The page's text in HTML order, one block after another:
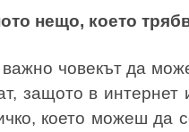
нещо, което
човекът да
защото в
което можеш да